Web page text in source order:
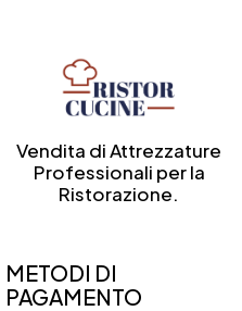
Vendita di Attrezzature
Professionali per la
Ristorazione.
METODI DI
PAGAMENTO